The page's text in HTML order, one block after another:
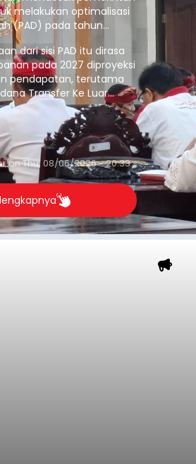
melakukan optimalisasi
(PAD) pada tahun
dari sisi PAD itu dirasa
pada 2027 diproyeksi
pendapatan, terutama
Transfer Ke Luar
pusat.
onThu, 08/06/2026 - 20:33